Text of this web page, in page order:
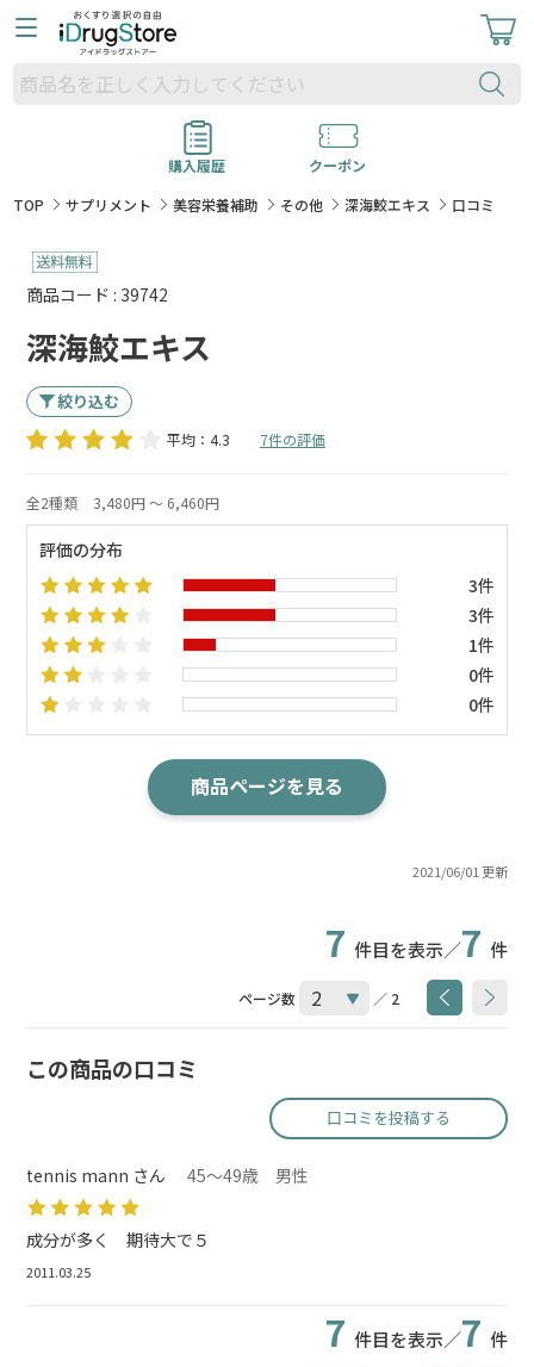
購入履歴
クーポン
TOP
サプリメント 美容栄養補助 その他 深海鮫エキス 口コミ
商品コード : 39742
深海鮫エキス
絞り込む
平均：4.3 7件の評価
2021/06/01 更新
全2種類 3,480円 ～ 6,460円
評価の分布
3件
3件
1件
0件
0件
商品ページを見る
7 件目を表示／7 件
ページ数 ／ 2
この商品の口コミ
口コミを投稿する
tennis mann さん 45～49歳 男性
成分が多く 期待大で５
2011.03.25
7 件目を表示／7 件